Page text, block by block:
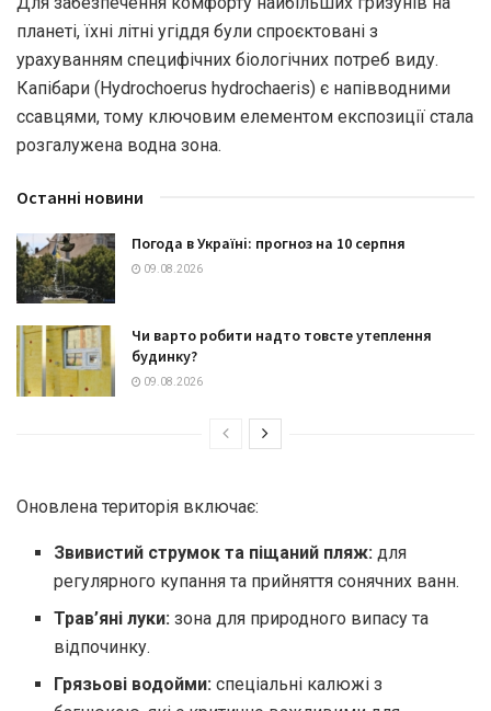
планеті, їхні літні угіддя були спроєктовані з
урахуванням специфічних біологічних потреб виду.
Капібари (Hydrochoerus hydrochaeris) є напівводними
ссавцями, тому ключовим елементом експозиції стала
розгалужена водна зона.
Останні новини
Погода в Україні: прогноз на 10 серпня
09.08.2026
Чи варто робити надто товсте утеплення
будинку?
09.08.2026
Оновлена територія включає:
Звивистий струмок та піщаний пляж: для
регулярного купання та прийняття сонячних ванн.
Трав’яні луки: зона для природного випасу та
відпочинку.
Грязьові водойми: спеціальні калюжі з